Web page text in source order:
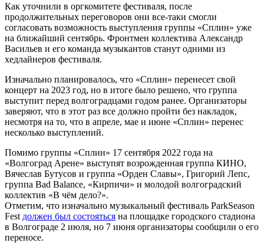
Как уточнили в оргкомитете фестиваля, после
продолжительных переговоров они все-таки смогли
согласовать возможность выступления группы «Сплин» уже
на ближайший сентябрь. Фронтмен коллектива Александр
Васильев и его команда музыкантов станут одними из
хедлайнеров фестиваля.
Изначально планировалось, что «Сплин» перенесет свой
концерт на 2023 год, но в итоге было решено, что группа
выступит перед волгоградцами годом ранее. Организаторы
заверяют, что в этот раз все должно пройти без накладок,
несмотря на то, что в апреле, мае и июне «Сплин» перенес
несколько выступлений.
Помимо группы «Сплин» 17 сентября 2022 года на
«Волгоград Арене» выступят возрожденная группа КИНО,
Вячеслав Бутусов и группа «Орден Славы», Григорий Лепс,
группа Bad Balance, «Кирпичи» и молодой волгоградский
коллектив «В чём дело?».
Отметим, что изначально музыкальный фестиваль ParkSeason
Fest должен был состояться на площадке городского стадиона
в Волгограде 2 июля, но 7 июня организаторы сообщили о его
переносе.